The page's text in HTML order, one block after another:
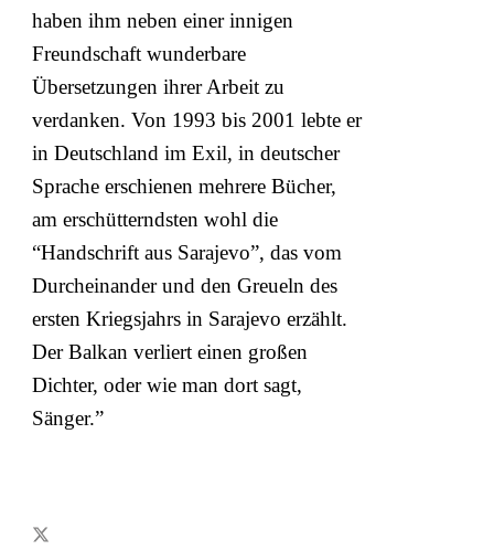
haben ihm neben einer innigen
Freundschaft wunderbare
Übersetzungen ihrer Arbeit zu
verdanken. Von 1993 bis 2001 lebte er
in Deutschland im Exil, in deutscher
Sprache erschienen mehrere Bücher,
am erschütterndsten wohl die
“Handschrift aus Sarajevo”, das vom
Durcheinander und den Greueln des
ersten Kriegsjahrs in Sarajevo erzählt.
Der Balkan verliert einen großen
Dichter, oder wie man dort sagt,
Sänger.”